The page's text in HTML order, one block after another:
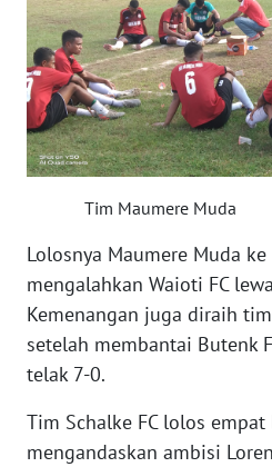
Tim Maumere Muda
Lolosnya Maumere Muda
mengalahkan Waioti FC
Kemenangan juga diraih
setelah membantai Butenk
telak 7-0.
Tim Schalke FC lolos empat
mengandaskan ambisi
WN
JAKARTA
WN
JABAR
WN
BANTEN
WN
NTT
WN
KEPRI
WN
PAPUA